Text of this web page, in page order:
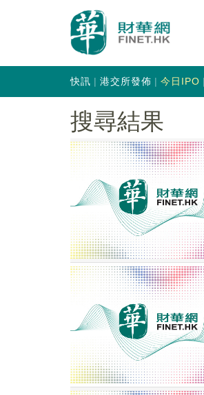
快訊 港交所發佈 今日IPO
搜尋結果